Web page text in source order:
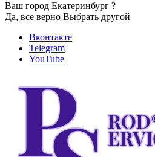
Ваш город Екатеринбург ?
Да, все верно Выбрать другой
Вконтакте
Telegram
YouTube